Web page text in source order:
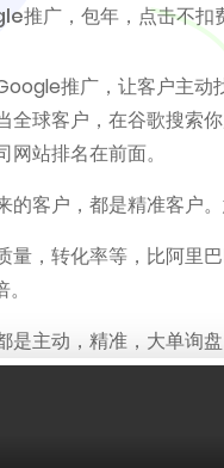
推广，包年，点击不扣
推广，让客户主动
全球客户，在谷歌搜索
网站排名在前面。
的客户，都是精准客户。
量，转化率等，比阿里
是主动，精准，大单询盘